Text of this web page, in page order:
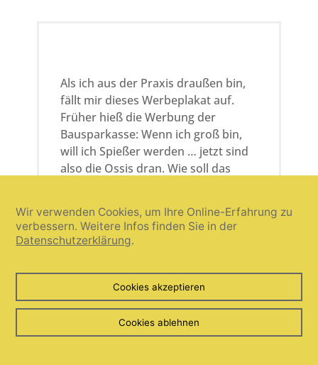
Als ich aus der Praxis draußen bin,
fällt mir dieses Werbeplakat auf.
Früher hieß die Werbung der
Bausparkasse: Wenn ich groß bin,
will ich Spießer werden … jetzt sind
also die Ossis dran. Wie soll das
gibt?
Wir verwenden Cookies, um Ihre Online-Erfahrung zu
verbessern. Weitere Infos finden Sie in der
Datenschutzerklärung.
Cookies akzeptieren
Cookies ablehnen